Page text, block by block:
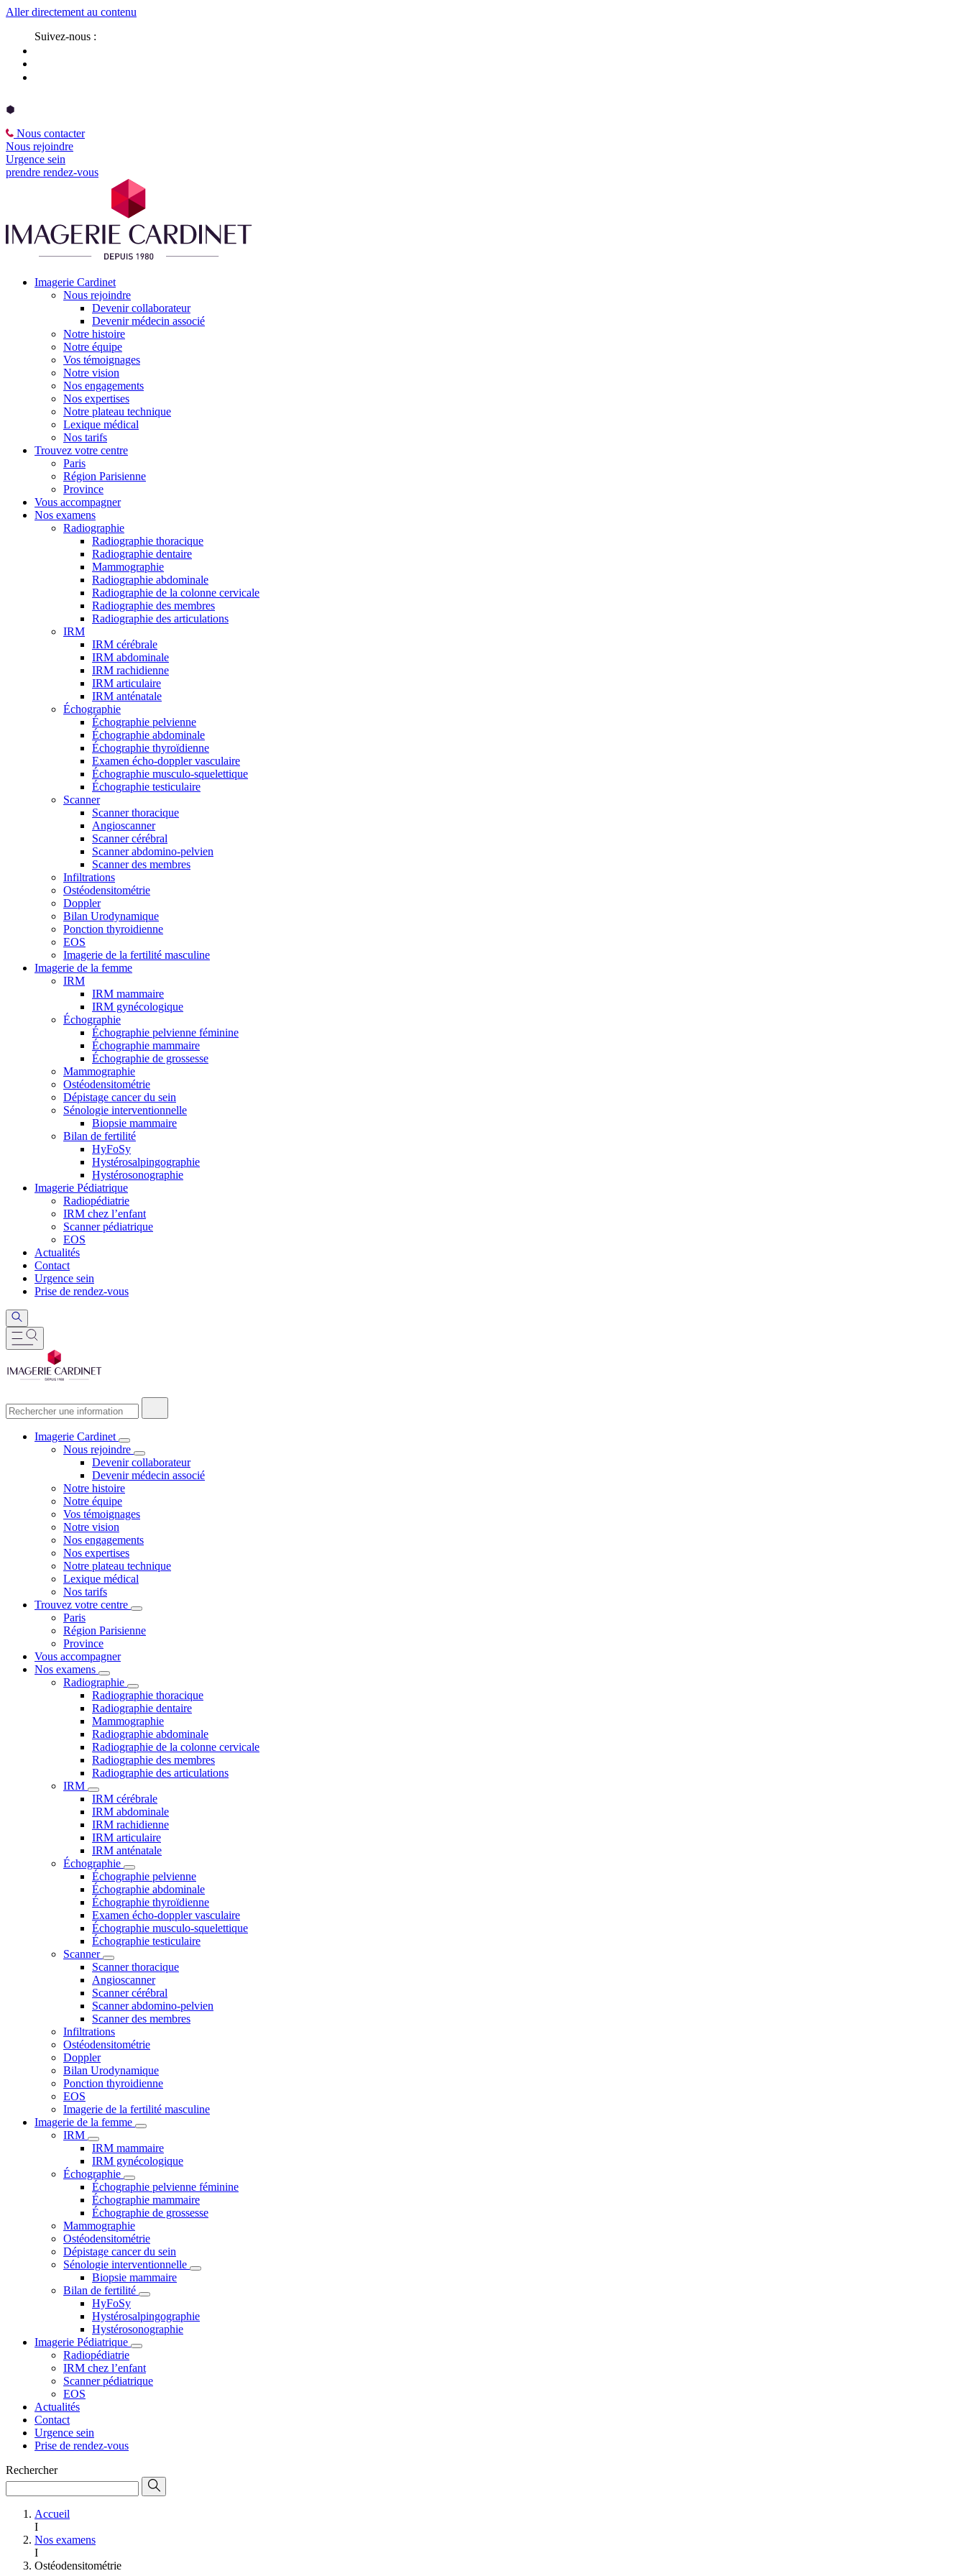
Aller directement au contenu
Suivez-nous :
Nous contacter
Nous rejoindre
Urgence sein
prendre rendez-vous
Imagerie Cardinet
Nous rejoindre
Devenir collaborateur
Devenir médecin associé
Notre histoire
Notre équipe
Vos témoignages
Notre vision
Nos engagements
Nos expertises
Notre plateau technique
Lexique médical
Nos tarifs
Trouvez votre centre
Paris
Région Parisienne
Province
Vous accompagner
Nos examens
Radiographie
Radiographie thoracique
Radiographie dentaire
Mammographie
Radiographie abdominale
Radiographie de la colonne cervicale
Radiographie des membres
Radiographie des articulations
IRM
IRM cérébrale
IRM abdominale
IRM rachidienne
IRM articulaire
IRM anténatale
Échographie
Échographie pelvienne
Échographie abdominale
Échographie thyroïdienne
Examen écho-doppler vasculaire
Échographie musculo-squelettique
Échographie testiculaire
Scanner
Scanner thoracique
Angioscanner
Scanner cérébral
Scanner abdomino-pelvien
Scanner des membres
Infiltrations
Ostéodensitométrie
Doppler
Bilan Urodynamique
Ponction thyroidienne
EOS
Imagerie de la fertilité masculine
Imagerie de la femme
IRM
IRM mammaire
IRM gynécologique
Échographie
Échographie pelvienne féminine
Échographie mammaire
Échographie de grossesse
Mammographie
Ostéodensitométrie
Dépistage cancer du sein
Sénologie interventionnelle
Biopsie mammaire
Bilan de fertilité
HyFoSy
Hystérosalpingographie
Hystérosonographie
Imagerie Pédiatrique
Radiopédiatrie
IRM chez l’enfant
Scanner pédiatrique
EOS
Actualités
Contact
Urgence sein
Prise de rendez-vous
Imagerie Cardinet
Nous rejoindre
Devenir collaborateur
Devenir médecin associé
Notre histoire
Notre équipe
Vos témoignages
Notre vision
Nos engagements
Nos expertises
Notre plateau technique
Lexique médical
Nos tarifs
Trouvez votre centre
Paris
Région Parisienne
Province
Vous accompagner
Nos examens
Radiographie
Radiographie thoracique
Radiographie dentaire
Mammographie
Radiographie abdominale
Radiographie de la colonne cervicale
Radiographie des membres
Radiographie des articulations
IRM
IRM cérébrale
IRM abdominale
IRM rachidienne
IRM articulaire
IRM anténatale
Échographie
Échographie pelvienne
Échographie abdominale
Échographie thyroïdienne
Examen écho-doppler vasculaire
Échographie musculo-squelettique
Échographie testiculaire
Scanner
Scanner thoracique
Angioscanner
Scanner cérébral
Scanner abdomino-pelvien
Scanner des membres
Infiltrations
Ostéodensitométrie
Doppler
Bilan Urodynamique
Ponction thyroidienne
EOS
Imagerie de la fertilité masculine
Imagerie de la femme
IRM
IRM mammaire
IRM gynécologique
Échographie
Échographie pelvienne féminine
Échographie mammaire
Échographie de grossesse
Mammographie
Ostéodensitométrie
Dépistage cancer du sein
Sénologie interventionnelle
Biopsie mammaire
Bilan de fertilité
HyFoSy
Hystérosalpingographie
Hystérosonographie
Imagerie Pédiatrique
Radiopédiatrie
IRM chez l’enfant
Scanner pédiatrique
EOS
Actualités
Contact
Urgence sein
Prise de rendez-vous
Rechercher
Accueil
I
Nos examens
I
Ostéodensitométrie